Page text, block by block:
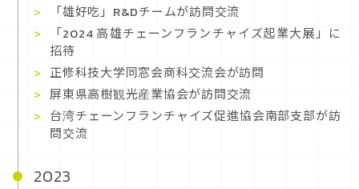
「雄好吃」R&Dチームが訪問交流
「2024 高雄チェーンフランチャイズ起業大展」に
招待
正修科技大学同窓会商科交流会が訪問
屏東県高樹観光産業協会が訪問交流
台湾チェーンフランチャイズ促進協会南部支部が訪
問交流
2023